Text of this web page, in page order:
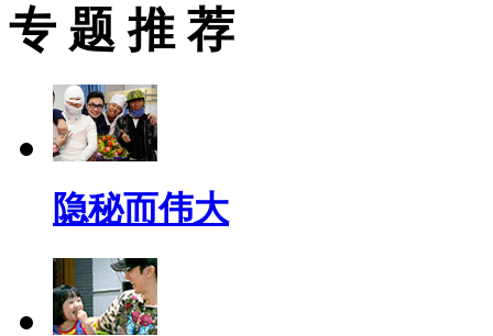
专 题 推 荐
隐秘而伟大